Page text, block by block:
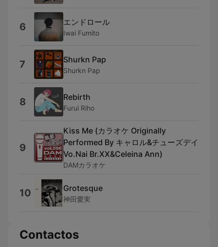
6 エンドロール
Iwai Fumito
7 Shurkn Pap
Shurkn Pap
8 Rebirth
Furui Riho
9
Kiss Me (カラオケ Originally
Performed By キャロル&チューズデイ
Vo.Nai Br.XX&Celeina Ann)
DAMカラオケ
10 Grotesque
神田愛実
Contactos